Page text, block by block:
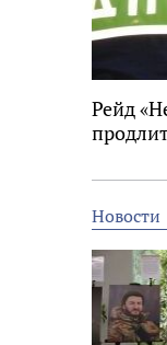
Рейд
Новости